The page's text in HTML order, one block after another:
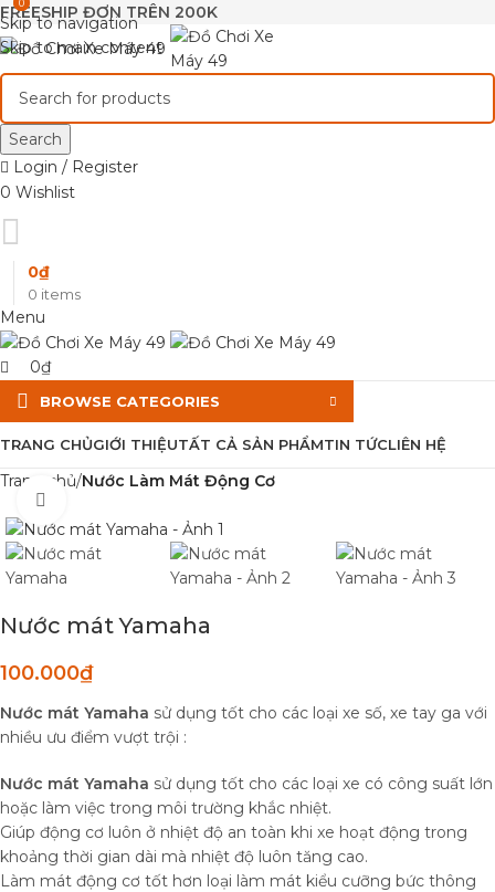
Skip to navigation
Skip to main content
FREESHIP ĐƠN TRÊN 200K
Search
Login / Register
0 Wishlist
0 items
0₫
Menu
0
0₫
BROWSE CATEGORIES
TRANG CHỦGIỚI THIỆUTẤT CẢ SẢN PHẨMTIN TỨCLIÊN HỆ
Trang chủ Nước Làm Mát Động Cơ
Nước mát Yamaha
100.000₫
Nước mát Yamaha sử dụng tốt cho các loại xe số, xe tay ga với
nhiều ưu điểm vượt trội :
Nước mát Yamaha sử dụng tốt cho các loại xe có công suất lớn
hoặc làm việc trong môi trường khắc nhiệt.
Giúp động cơ luôn ở nhiệt độ an toàn khi xe hoạt động trong
khoảng thời gian dài mà nhiệt độ luôn tăng cao.
Làm mát động cơ tốt hơn loại làm mát kiểu cưỡng bức thông
0